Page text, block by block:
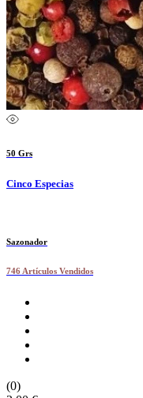
50 Grs
Cinco Especias
Sazonador
746 Artículos Vendidos
(0)